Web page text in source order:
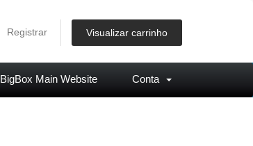
Registrar Visualizar carrinho
BigBox Main Website Conta